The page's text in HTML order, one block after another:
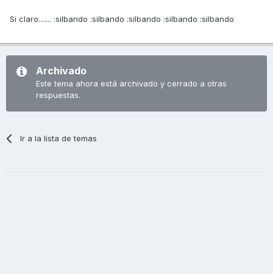
Si claro....... :silbando :silbando :silbando :silbando :silbando
Archivado
Este tema ahora está archivado y cerrado a otras
respuestas.
Ir a la lista de temas